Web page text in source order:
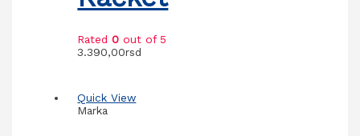
Rated0 out of 5
3.390,00rsd
Quick View
Marka